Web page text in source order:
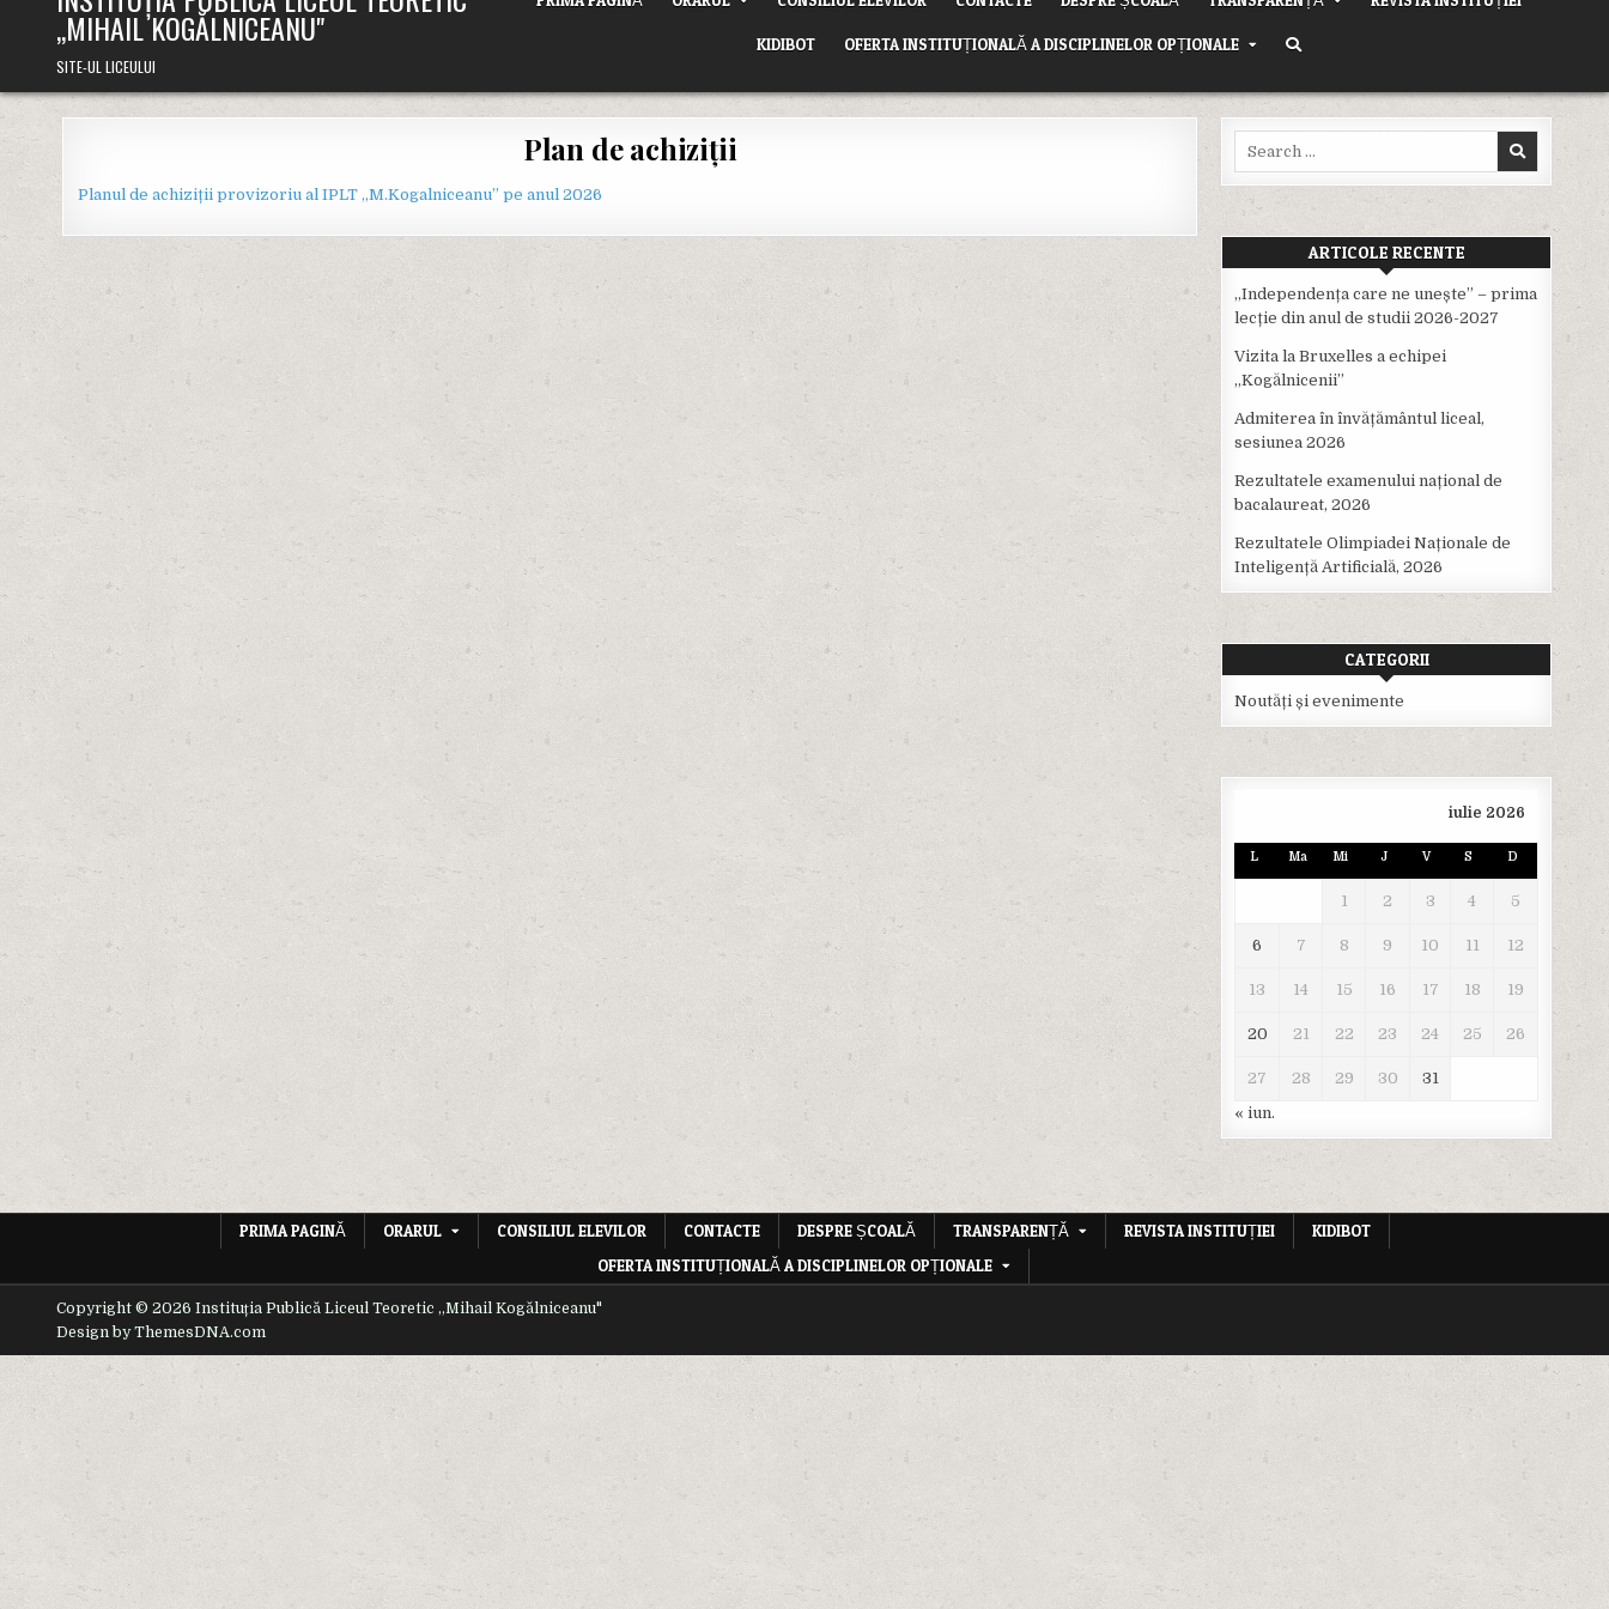
,,MIHAIL KOGĂLNICEANU"
SITE-UL LICEULUI
KIDIBOT OFERTA INSTITUȚIONALĂ A DISCIPLINELOR OPȚIONALE
Plan de achiziții
Planul de achiziții provizoriu al IPLT „M.Kogalniceanu” pe anul 2026
ARTICOLE RECENTE
,,Independența care ne unește” – prima
lecție din anul de studii 2026-2027
Vizita la Bruxelles a echipei
,,Kogălnicenii”
Admiterea în învățământul liceal,
sesiunea 2026
Rezultatele examenului național de
bacalaureat, 2026
Rezultatele Olimpiadei Naționale de
Inteligență Artificială, 2026
CATEGORII
Noutăți și evenimente
iulie 2026
L Ma Mi J V S D
1 2 3 4 5
6 7 8 9 10 11 12
13 14 15 16 17 18 19
20 21 22 23 24 25 26
27 28 29 30
31
« iun.
PRIMA PAGINĂ ORARUL CONSILIUL ELEVILOR CONTACTE DESPRE ȘCOALĂ TRANSPARENȚĂ REVISTA INSTITUȚIEI
KIDIBOT
OFERTA INSTITUȚIONALĂ A DISCIPLINELOR OPȚIONALE
Copyright © 2026 Instituția Publică Liceul Teoretic ,,Mihail Kogălniceanu"
Design by ThemesDNA.com